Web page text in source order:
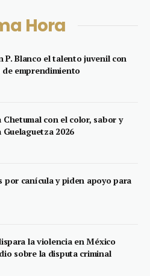
Hora
P. Blanco el talento juvenil con
emprendimiento
Chetumal con el color, sabor y
2026
por canícula y piden apoyo para
la violencia en México
sobre la disputa criminal